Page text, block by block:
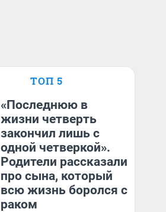
ТОП 5
«Последнюю в
жизни четверть
закончил лишь с
одной четверкой».
Родители рассказали
про сына, который
всю жизнь боролся с
раком